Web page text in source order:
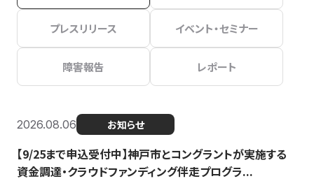
プレスリリース イベント・セミナー
障害報告 レポート
2026.08.06 お知らせ
【9/25まで申込受付中】神戸市とコングラントが実施する
資金調達・クラウドファンディング伴走プログラ...